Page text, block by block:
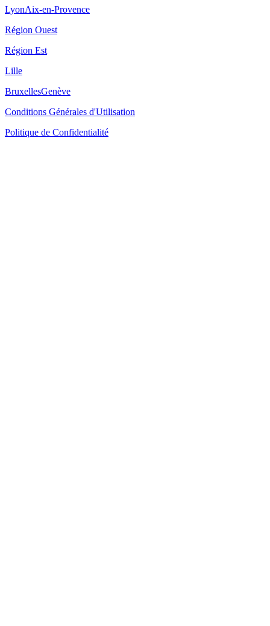
LyonAix-en-Provence
Région Ouest
Région Est
Lille
BruxellesGenève
Conditions Générales d'Utilisation
Politique de Confidentialité